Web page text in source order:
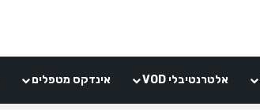
אלטרנטיבלי VOD אינדקס מטפלים